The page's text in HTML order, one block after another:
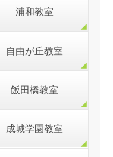
浦和教室
自由が丘教室
飯田橋教室
成城学園教室